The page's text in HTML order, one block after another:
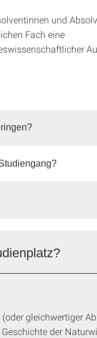
und
Fach eine
gleichwertiger
der